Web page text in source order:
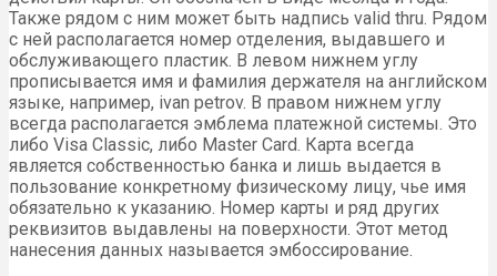
Также рядом с ним может быть надпись valid thru. Рядом
с ней располагается номер отделения, выдавшего и
обслуживающего пластик. В левом нижнем углу
прописывается имя и фамилия держателя на английском
языке, например, ivan petrov. В правом нижнем углу
всегда располагается эмблема платежной системы. Это
либо Visa Classic, либо Master Card. Карта всегда
является собственностью банка и лишь выдается в
пользование конкретному физическому лицу, чье имя
обязательно к указанию. Номер карты и ряд других
реквизитов выдавлены на поверхности. Этот метод
нанесения данных называется эмбоссирование.